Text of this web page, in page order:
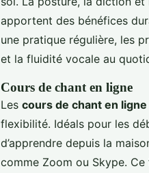
apportent des bénéfices
une pratique régulière, les
et la fluidité vocale au
Cours de chant en ligne
Les cours de chant en ligne
flexibilité. Idéals pour les
d’apprendre depuis la
comme Zoom ou Skype.